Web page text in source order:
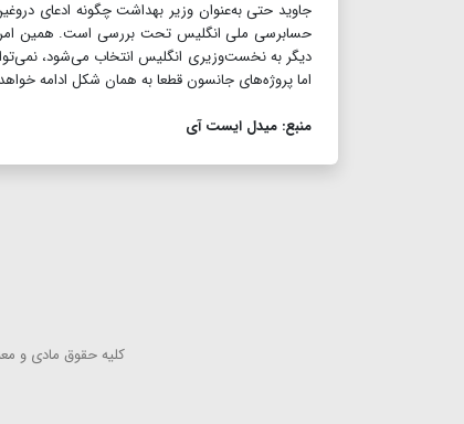
حسابرسی ملی انگلیس تحت بررسی است. همین امر
دیگر به نخست‌وزیری انگلیس انتخاب می‌شود،
اما پروژه‌های جانسون قطعا به همان شکل ادامه
منبع: میدل ایست آی
كلیه حقوق مادی و